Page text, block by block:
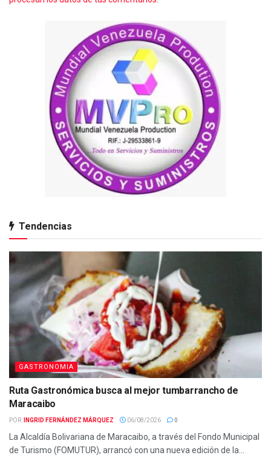
Tendencias
GASTRONOMIA
Ruta Gastronómica busca al mejor tumbarrancho de
Maracaibo
POR: INGRID FERNÁNDEZ MÁRQUEZ 06/08/2026 0
La Alcaldía Bolivariana de Maracaibo, a través del Fondo Municipal
de Turismo (FOMUTUR), arrancó con una nueva edición de la...